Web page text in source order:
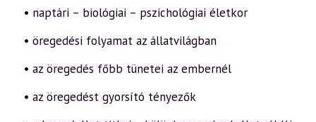
• naptári – biológiai – pszichológiai életkor
• öregedési folyamat az állatvilágban
• az öregedés főbb tünetei az embernél
• az öregedést gyorsító tényezők